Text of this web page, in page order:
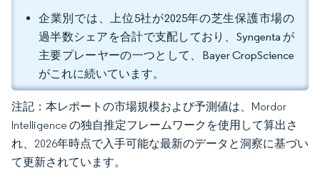
企業別では、上位5社が2025年の芝生保護市場の
過半数シェアを合計で支配しており、Syngenta が
主要プレーヤーの一つとして、Bayer CropScience
がこれに続いています。
注記：本レポートの市場規模および予測値は、Mordor
Intelligence の独自推定フレームワークを使用して算出さ
れ、2026年時点で入手可能な最新のデータと洞察に基づい
て更新されています。